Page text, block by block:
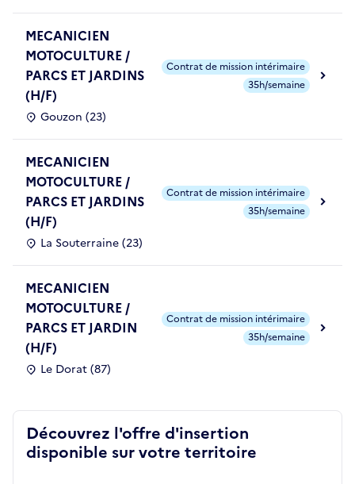
MECANICIEN
MOTOCULTURE /
PARCS ET JARDINS
(H/F)
Gouzon (23)
Contrat de mission intérimaire
35h/semaine
MECANICIEN
MOTOCULTURE /
PARCS ET JARDINS
(H/F)
La Souterraine (23)
Contrat de mission intérimaire
35h/semaine
MECANICIEN
MOTOCULTURE /
PARCS ET JARDIN
(H/F)
Le Dorat (87)
Contrat de mission intérimaire
35h/semaine
Découvrez l'offre d'insertion
disponible sur votre territoire